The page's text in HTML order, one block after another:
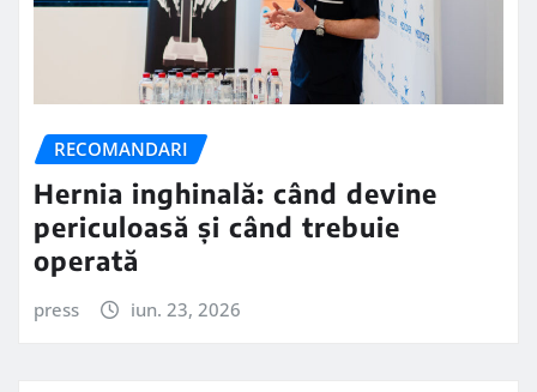
RECOMANDARI
Hernia inghinală: când devine
periculoasă și când trebuie
operată
press iun. 23, 2026